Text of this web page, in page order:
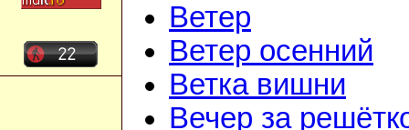
Ветер
Ветер осенний
Ветка вишни
Вечер за